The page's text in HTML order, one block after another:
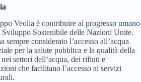
Veolia è contribuire al progresso umano
Sostenibile delle Nazioni Unite.
sempre considerato l’accesso all’acqua
per la salute pubblica e la qualità della
settori dell’acqua, dei rifiuti e
che facilitano l’accesso ai servizi